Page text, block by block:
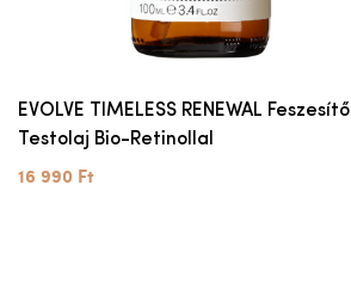
EVOLVE TIMELESS RENEWAL Feszesítő
Testolaj Bio-Retinollal
16 990 Ft